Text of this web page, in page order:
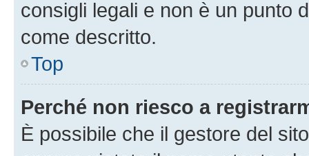
consigli legali e non è un punto
come descritto.
Top
Perché non riesco a
È possibile che il gestore del